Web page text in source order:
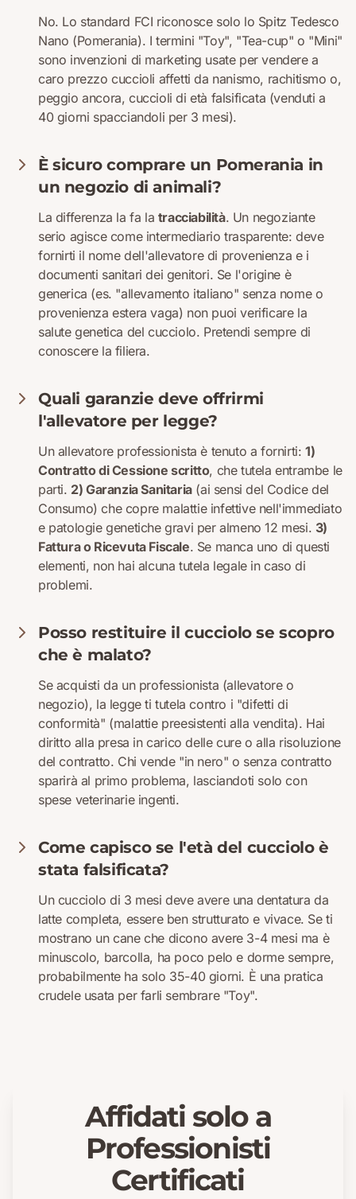
No. Lo standard FCI riconosce solo lo Spitz Tedesco
Nano (Pomerania). I termini "Toy", "Tea-cup" o "Mini"
sono invenzioni di marketing usate per vendere a
caro prezzo cuccioli affetti da nanismo, rachitismo o,
peggio ancora, cuccioli di età falsificata (venduti a
40 giorni spacciandoli per 3 mesi).
È sicuro comprare un Pomerania in
un negozio di animali?
La differenza la fa la tracciabilità. Un negoziante
serio agisce come intermediario trasparente: deve
fornirti il nome dell'allevatore di provenienza e i
documenti sanitari dei genitori. Se l'origine è
generica (es. "allevamento italiano" senza nome o
provenienza estera vaga) non puoi verificare la
salute genetica del cucciolo. Pretendi sempre di
conoscere la filiera.
Quali garanzie deve offrirmi
l'allevatore per legge?
Un allevatore professionista è tenuto a fornirti: 1)
Contratto di Cessione scritto, che tutela entrambe le
parti. 2) Garanzia Sanitaria(ai sensi del Codice del
Consumo) che copre malattie infettive nell'immediato
e patologie genetiche gravi per almeno 12 mesi. 3)
Fattura o Ricevuta Fiscale. Se manca uno di questi
elementi, non hai alcuna tutela legale in caso di
problemi.
Posso restituire il cucciolo se scopro
che è malato?
Se acquisti da un professionista (allevatore o
negozio), la legge ti tutela contro i "difetti di
conformità" (malattie preesistenti alla vendita). Hai
diritto alla presa in carico delle cure o alla risoluzione
del contratto. Chi vende "in nero" o senza contratto
sparirà al primo problema, lasciandoti solo con
spese veterinarie ingenti.
Come capisco se l'età del cucciolo è
stata falsificata?
Un cucciolo di 3 mesi deve avere una dentatura da
latte completa, essere ben strutturato e vivace. Se ti
mostrano un cane che dicono avere 3-4 mesi ma è
minuscolo, barcolla, ha poco pelo e dorme sempre,
probabilmente ha solo 35-40 giorni. È una pratica
crudele usata per farli sembrare "Toy".
Affidati solo a
Professionisti
Certificati